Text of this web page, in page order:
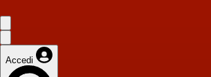
Accedi